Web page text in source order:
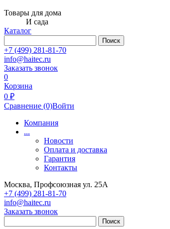
Товары для дома
И сада
Каталог
Поиск
+7 (499) 281-81-70
info@haitec.ru
Заказать звонок
0
Корзина
0 ₽
Сравнение (0)Войти
Компания
...
Новости
Оплата и доставка
Гарантия
Контакты
Москва, Профсоюзная ул. 25А
+7 (499) 281-81-70
info@haitec.ru
Заказать звонок
Поиск